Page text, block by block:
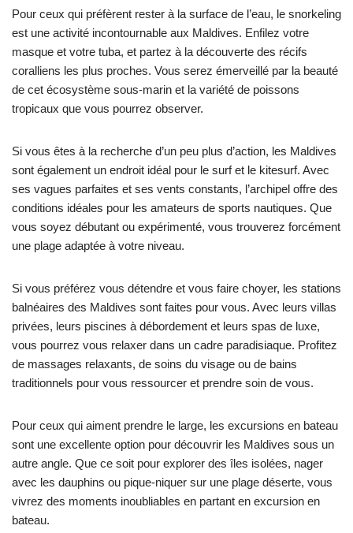
Pour ceux qui préfèrent rester à la surface de l’eau, le snorkeling
est une activité incontournable aux Maldives. Enfilez votre
masque et votre tuba, et partez à la découverte des récifs
coralliens les plus proches. Vous serez émerveillé par la beauté
de cet écosystème sous-marin et la variété de poissons
tropicaux que vous pourrez observer.
Si vous êtes à la recherche d’un peu plus d’action, les Maldives
sont également un endroit idéal pour le surf et le kitesurf. Avec
ses vagues parfaites et ses vents constants, l’archipel offre des
conditions idéales pour les amateurs de sports nautiques. Que
vous soyez débutant ou expérimenté, vous trouverez forcément
une plage adaptée à votre niveau.
Si vous préférez vous détendre et vous faire choyer, les stations
balnéaires des Maldives sont faites pour vous. Avec leurs villas
privées, leurs piscines à débordement et leurs spas de luxe,
vous pourrez vous relaxer dans un cadre paradisiaque. Profitez
de massages relaxants, de soins du visage ou de bains
traditionnels pour vous ressourcer et prendre soin de vous.
Pour ceux qui aiment prendre le large, les excursions en bateau
sont une excellente option pour découvrir les Maldives sous un
autre angle. Que ce soit pour explorer des îles isolées, nager
avec les dauphins ou pique-niquer sur une plage déserte, vous
vivrez des moments inoubliables en partant en excursion en
bateau.